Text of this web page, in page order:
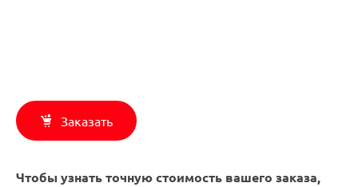
Заказать
Чтобы узнать точную стоимость вашего заказа,